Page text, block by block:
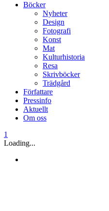
Böcker
Nyheter
Design
Fotografi
Konst
Mat
Kulturhistoria
Resa
Skrivböcker
Trädgård
Författare
Pressinfo
Aktuellt
Om oss
1
Loading...